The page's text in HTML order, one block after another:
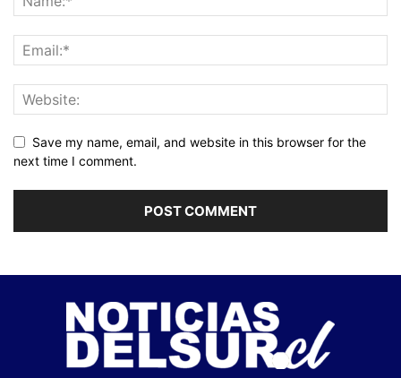
Save my name, email, and website in this browser for the
next time I comment.